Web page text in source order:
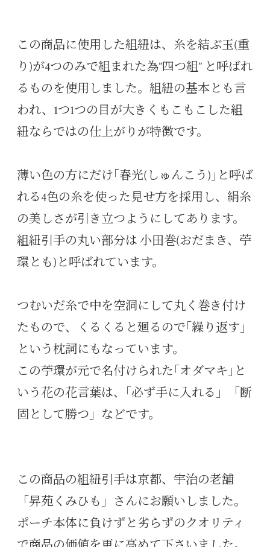
この商品に使用した組紐は、糸を結ぶ玉(重
り)が4つのみで組まれた為”四つ組” と呼ばれ
るものを使用しました。組紐の基本とも言
われ、1つ1つの目が大きくもこもこした組
紐ならではの仕上がりが特徴です。
薄い色の方にだけ｢春光(しゅんこう)｣と呼ば
れる4色の糸を使った見せ方を採用し、絹糸
の美しさが引き立つようにしてあります。
組紐引手の丸い部分は 小田巻(おだまき、苧
環とも)と呼ばれています。
つむいだ糸で中を空洞にして丸く巻き付け
たもので、くるくると廻るので｢繰り返す｣
という枕詞にもなっています。
この苧環が元で名付けられた｢オダマキ｣と
いう花の花言葉は、｢必ず手に入れる」「断
固として勝つ」などです。
この商品の組紐引手は京都、宇治の老舗
「昇苑くみひも」さんにお願いしました。
ポーチ本体に負けずと劣らずのクオリティ